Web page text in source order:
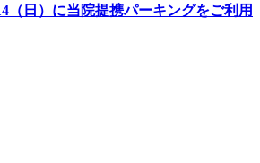
（日）に当院提携パーキングをご利用